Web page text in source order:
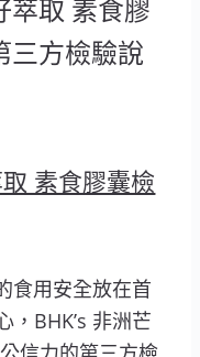
萃取 素食膠
三方檢驗說
素食膠囊檢
食用安全放在首
，BHK’s 非洲芒